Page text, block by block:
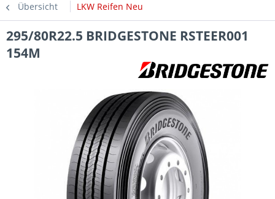
Übersicht LKW Reifen Neu
295/80R22.5 BRIDGESTONE RSTEER001
154M